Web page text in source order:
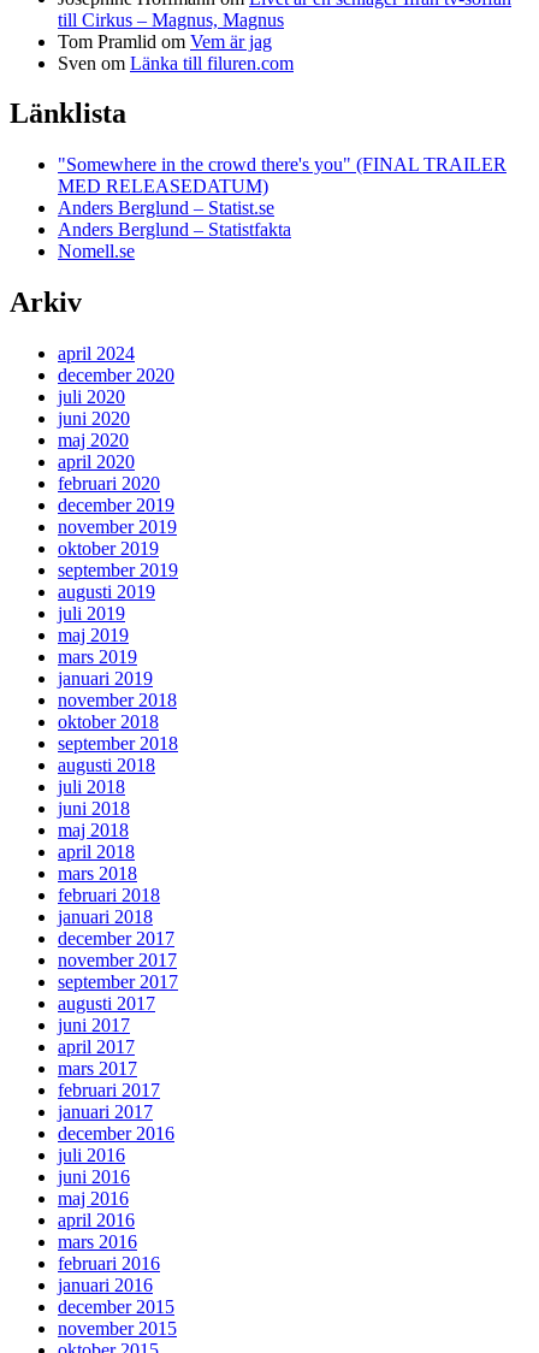
till Cirkus – Magnus, Magnus
Tom Pramlid om Vem är jag
Sven om Länka till filuren.com
Länklista
"Somewhere in the crowd there's you" (FINAL TRAILER
MED RELEASEDATUM)
Anders Berglund – Statist.se
Anders Berglund – Statistfakta
Nomell.se
Arkiv
april 2024
december 2020
juli 2020
juni 2020
maj 2020
april 2020
februari 2020
december 2019
november 2019
oktober 2019
september 2019
augusti 2019
juli 2019
maj 2019
mars 2019
januari 2019
november 2018
oktober 2018
september 2018
augusti 2018
juli 2018
juni 2018
maj 2018
april 2018
mars 2018
februari 2018
januari 2018
december 2017
november 2017
september 2017
augusti 2017
juni 2017
april 2017
mars 2017
februari 2017
januari 2017
december 2016
juli 2016
juni 2016
maj 2016
april 2016
mars 2016
februari 2016
januari 2016
december 2015
november 2015